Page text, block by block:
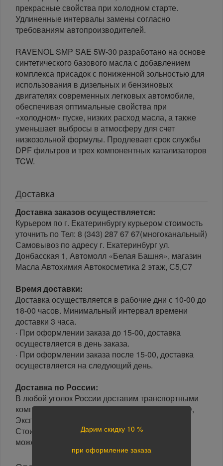
прекрасные свойства при холодном старте.
Удлиненные интервалы замены согласно
требованиям автопроизводителей.
RAVENOL SMP SAE 5W-30 разработано на основе
синтетического базового масла с добавлением
комплекса присадок с пониженной зольностью для
использования в дизельных и бензиновых
двигателях современных легковых автомобиле,
обеспечивая оптимальные свойства при
«холодном» пуске, низких расход масла, а также
уменьшает выбросы в атмосферу для счет
низкозольной формулы. Продлевает срок службы
DPF фильтров и трех компонентных катализаторов
TCW.
Доставка
Доставка заказов осуществляется:
Курьером по г. Екатеринбургу курьером стоимость
уточнить по Тел: 8 (343) 287 67 67(многоканальный)
Самовывоз по адресу г. Екатеринбург ул.
Донбасская 1, Автомолл «Белая Башня», магазин
Масла Автохимия Автокосметика 2 этаж, С5,С7
Время доставки:
Доставка осуществляется в рабочие дни с 10-00 до
18-00 часов. Минимальный интервал времени
доставки 3 часа.
· При оформлении заказа до 15-00, доставка
осуществляется в день заказа.
· При оформлении заказа после 15-00, доставка
осуществляется на следующий день.
Доставка по России:
В любой уголок России доставим транспортными
компаниями: Boxberry, Почта России, ПЭК, GTD,
Экспресс Авто, Луч, Яндекс.Доставка.
Стоимость доставки в разные регионы России
может отличаться.
Дарим скидку 10 %
при оформление заказа